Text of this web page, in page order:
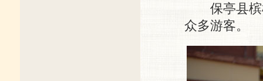
保亭县槟
众多游客。